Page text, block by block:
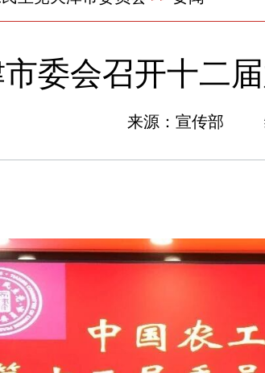
委会召开十二
来源：宣传部